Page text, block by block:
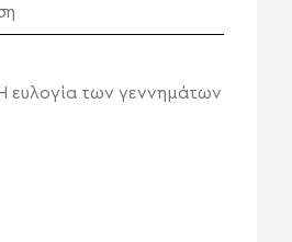
ευλογία των γεννημάτων